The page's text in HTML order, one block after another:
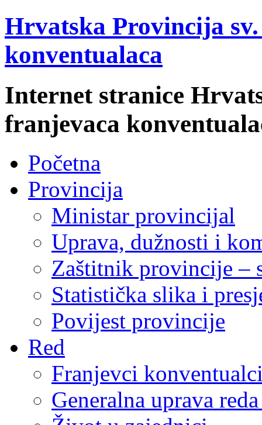
Hrvatska Provincija
konventualaca
Internet stranice
franjevaca
Početna
Provincija
Ministar provincijal
Uprava, dužnosti i
Zaštitnik provincije –
Statistička slika i
Povijest provincije
Red
Franjevci
Generalna uprava